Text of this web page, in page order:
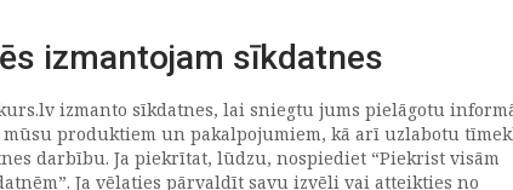
PAR MUMS
Uzņēmums
izmantojam sīkdatnes
izmanto sīkdatnes, lai sniegtu jums pielāgotu
produktiem un pakalpojumiem, kā arī uzlabotu
darbību. Ja piekrītat, lūdzu, nospiediet “Piekrist visām
Ja vēlaties pārvaldīt savu izvēli vai atteikties no